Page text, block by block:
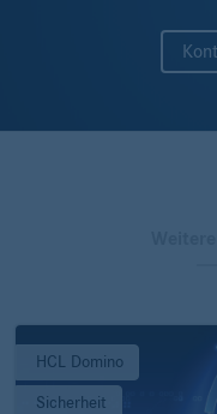
HCL Domino
Sicherheit